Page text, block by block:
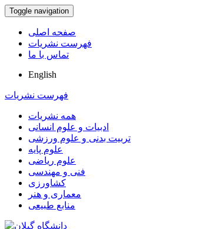
Toggle navigation
صفحه اصلی
فهرست نشریات
تماس با ما
English
فهرست نشریات
همه نشریات
ادبیات و علوم انسانی
تربیت بدنی و علوم ورزشی
علوم پایه
علوم ریاضی
فنی و مهندسی
کشاورزی
معماری و هنر
منابع طبیعی